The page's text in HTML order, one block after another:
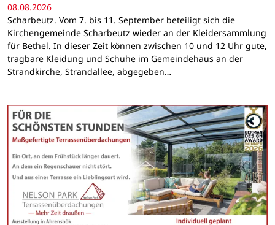
08.08.2026
Scharbeutz. Vom 7. bis 11. September beteiligt sich die
Kirchengemeinde Scharbeutz wieder an der Kleidersammlung
für Bethel. In dieser Zeit können zwischen 10 und 12 Uhr gute,
tragbare Kleidung und Schuhe im Gemeindehaus an der
Strandkirche, Strandallee, abgegeben…